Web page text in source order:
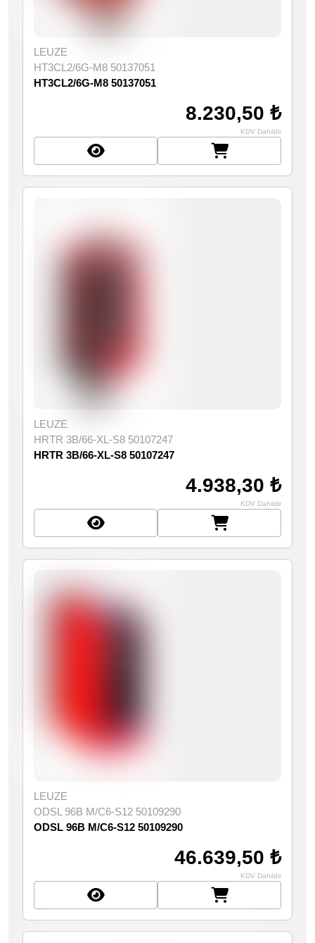
LEUZE
HT3CL2/6G-M8 50137051
HT3CL2/6G-M8 50137051
8.230,50 ₺
KDV Dahildir
LEUZE
HRTR 3B/66-XL-S8 50107247
HRTR 3B/66-XL-S8 50107247
4.938,30 ₺
KDV Dahildir
LEUZE
ODSL 96B M/C6-S12 50109290
ODSL 96B M/C6-S12 50109290
46.639,50 ₺
KDV Dahildir